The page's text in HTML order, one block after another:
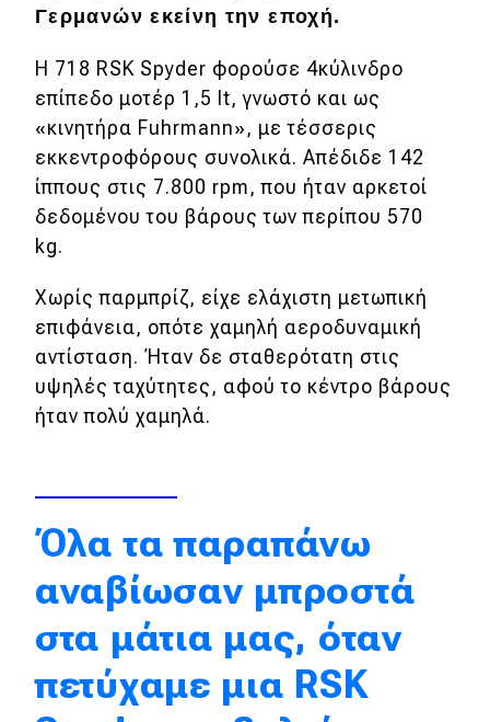
Πρωτότυπα
Ελλάδα
Κόσμος
Τεχνολογία
Ασφάλεια
Αγορά
Test Drive
Δοκιμή
Αγώνες
Formula 1
WRC
Motorsport
Γερμανών εκείνη την εποχή.
Η 718 RSK Spyder φορούσε 4κύλινδρο
επίπεδο μοτέρ 1,5 lt, γνωστό και ως
«κινητήρα Fuhrmann», με τέσσερις
εκκεντροφόρους συνολικά. Απέδιδε 142
ίππους στις 7.800 rpm, που ήταν αρκετοί
δεδομένου του βάρους των περίπου 570
kg.
Χωρίς παρμπρίζ, είχε ελάχιστη μετωπική
επιφάνεια, οπότε χαμηλή αεροδυναμική
αντίσταση. Ήταν δε σταθερότατη στις
υψηλές ταχύτητες, αφού το κέντρο βάρους
ήταν πολύ χαμηλά.
Όλα τα παραπάνω
αναβίωσαν μπροστά
στα μάτια μας, όταν
πετύχαμε μια RSK